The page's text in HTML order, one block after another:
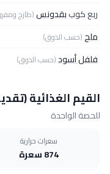
ربع كوببقدونس(طازج
ملح(حسب الذوق)
فلفل أسود(حسب الذوق)
القيم الغذائية
للحصة الواحدة
سعرات حرارية
874 سعرة